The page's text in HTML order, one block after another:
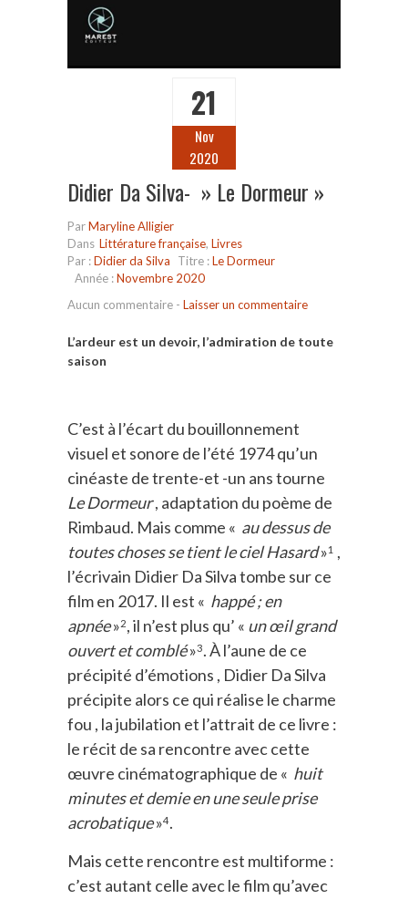
21
Nov
2020
Didier Da Silva- » Le Dormeur »
ParMaryline Alligier
Dans Littérature française, Livres
Par :Didier da Silva Titre :Le Dormeur
Année :Novembre 2020
Aucun commentaire - Laisser un commentaire
L’ardeur est un devoir, l’admiration de toute
saison
C’est à l’écart du bouillonnement
visuel et sonore de l’été 1974 qu’un
cinéaste de trente-et -un ans tourne
Le Dormeur, adaptation du poème de
Rimbaud. Mais comme « au dessus de
toutes choses se tient le ciel Hasard»1 ,
l’écrivain Didier Da Silva tombe sur ce
film en 2017. Il est « happé ; en
apnée»2, il n’est plus qu’ « un œil grand
ouvert et comblé»3. À l’aune de ce
précipité d’émotions , Didier Da Silva
précipite alors ce qui réalise le charme
fou , la jubilation et l’attrait de ce livre :
le récit de sa rencontre avec cette
œuvre cinématographique de « huit
minutes et demie en une seule prise
acrobatique»4.
Mais cette rencontre est multiforme :
c’est autant celle avec le film qu’avec